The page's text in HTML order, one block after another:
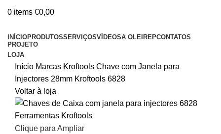
0 items €0,00
INÍCIOPRODUTOSSERVIÇOSVÍDEOSA OLEIREPCONTATOS
PROJETO
LOJA
Início Marcas Kroftools Chave com Janela para
Injectores 28mm Kroftools 6828
Voltar à loja
Clique para Ampliar